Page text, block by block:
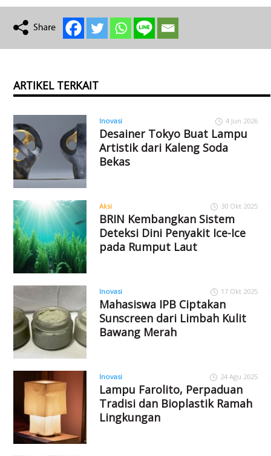
ARTIKEL TERKAIT
Inovasi 4 Jun 2026
Desainer Tokyo Buat Lampu
Artistik dari Kaleng Soda
Bekas
Aksi 30 Okt 2025
BRIN Kembangkan Sistem
Deteksi Dini Penyakit Ice-Ice
pada Rumput Laut
Inovasi 17 Okt 2025
Mahasiswa IPB Ciptakan
Sunscreen dari Limbah Kulit
Bawang Merah
Inovasi 24 Agu 2025
Lampu Farolito, Perpaduan
Tradisi dan Bioplastik Ramah
Lingkungan